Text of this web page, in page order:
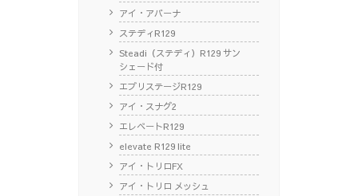
アイ・アバーナ
ステディR129
Steadi（ステディ）R129 サン
シェード付
エブリステージR129
アイ・スナグ2
エレベートR129
elevate R129 lite
アイ・トリロFX
アイ・トリロ メッシュ